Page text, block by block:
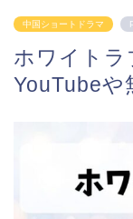
中国ショートドラマ
ホワイトラ
YouTubeや